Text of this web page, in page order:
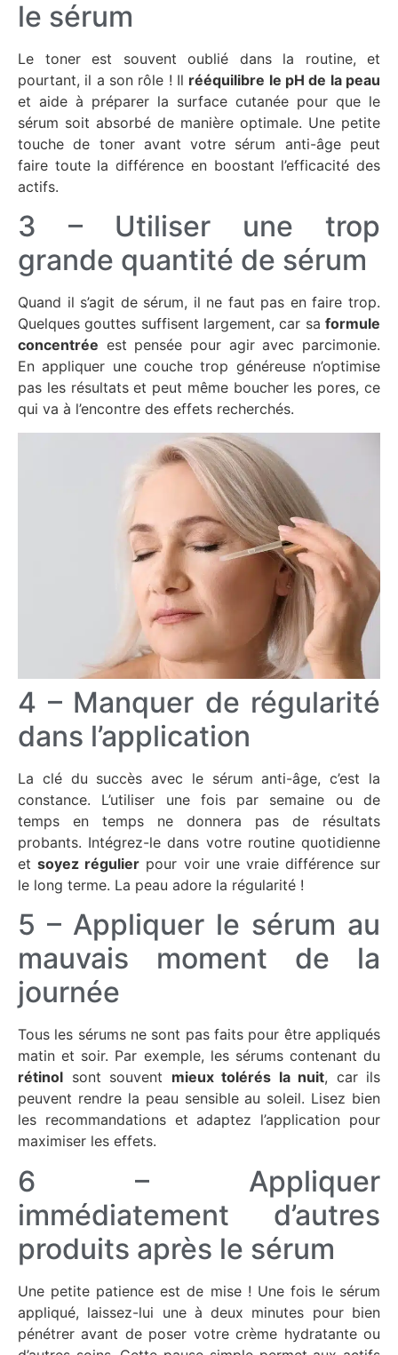
le sérum
Le toner est souvent oublié dans la routine, et
pourtant, il a son rôle ! Il rééquilibre le pH de la peau
et aide à préparer la surface cutanée pour que le
sérum soit absorbé de manière optimale. Une petite
touche de toner avant votre sérum anti-âge peut
faire toute la différence en boostant l’efficacité des
actifs.
3 – Utiliser une trop
grande quantité de sérum
Quand il s’agit de sérum, il ne faut pas en faire trop.
Quelques gouttes suffisent largement, car sa formule
concentrée est pensée pour agir avec parcimonie.
En appliquer une couche trop généreuse n’optimise
pas les résultats et peut même boucher les pores, ce
qui va à l’encontre des effets recherchés.
4 – Manquer de régularité
dans l’application
La clé du succès avec le sérum anti-âge, c’est la
constance. L’utiliser une fois par semaine ou de
temps en temps ne donnera pas de résultats
probants. Intégrez-le dans votre routine quotidienne
etsoyez régulier pour voir une vraie différence sur
le long terme. La peau adore la régularité !
5 – Appliquer le sérum au
mauvais moment de la
journée
Tous les sérums ne sont pas faits pour être appliqués
matin et soir. Par exemple, les sérums contenant du
rétinol sont souvent mieux tolérés la nuit, car ils
peuvent rendre la peau sensible au soleil. Lisez bien
les recommandations et adaptez l’application pour
maximiser les effets.
6 – Appliquer
immédiatement d’autres
produits après le sérum
Une petite patience est de mise ! Une fois le sérum
appliqué, laissez-lui une à deux minutes pour bien
pénétrer avant de poser votre crème hydratante ou